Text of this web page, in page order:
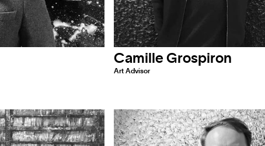
Camille Grospiron
Art Advisor